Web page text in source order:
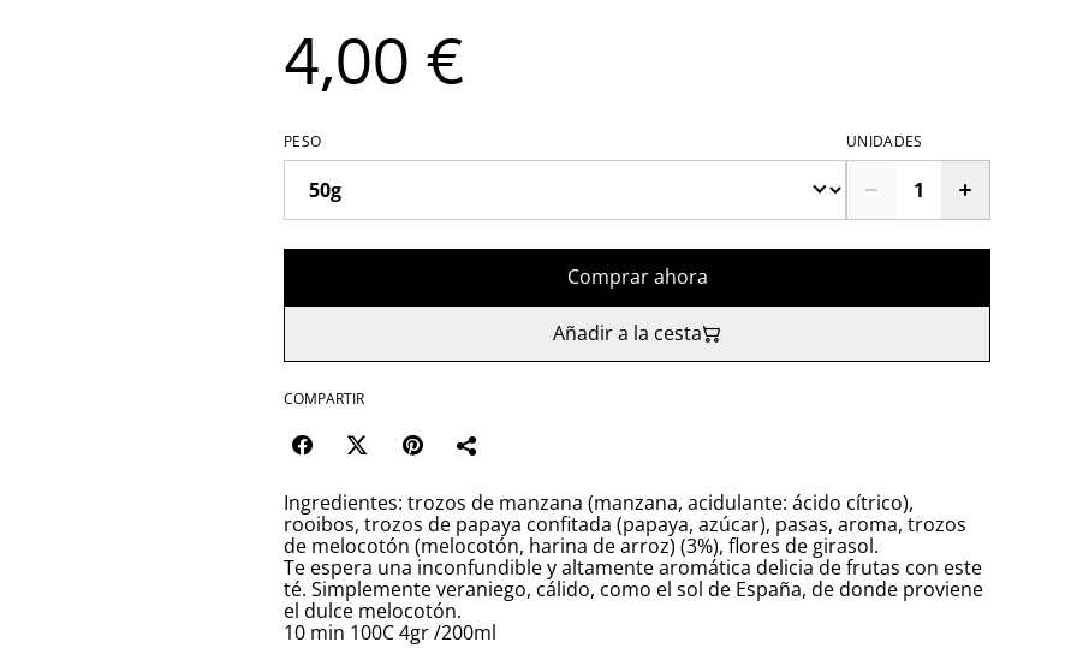
4,00 €
PESO UNIDADES
Comprar ahora
Añadir a la cesta
COMPARTIR
Ingredientes: trozos de manzana (manzana, acidulante: ácido cítrico),
rooibos, trozos de papaya confitada (papaya, azúcar), pasas, aroma, trozos
de melocotón (melocotón, harina de arroz) (3%), flores de girasol.
Te espera una inconfundible y altamente aromática delicia de frutas con este
té. Simplemente veraniego, cálido, como el sol de España, de donde proviene
el dulce melocotón.
10 min 100C 4gr /200ml